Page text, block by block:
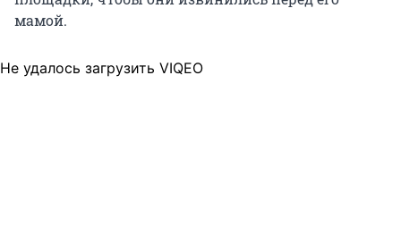
мамой.
Не удалось загрузить VIQEO